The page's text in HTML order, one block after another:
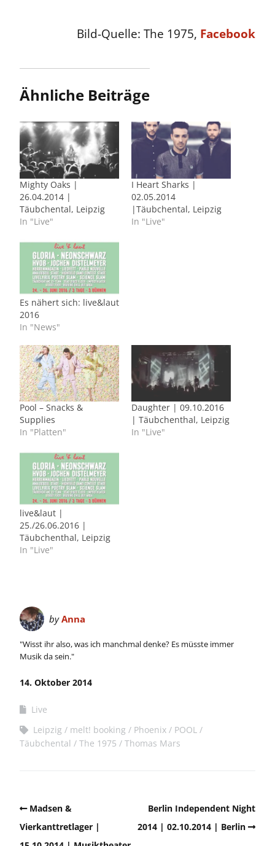
Bild-Quelle: The 1975, Facebook
Ähnliche Beiträge
Mighty Oaks |
26.04.2014 |
Täubchental, Leipzig
In "Live"
I Heart Sharks |
02.05.2014
|Täubchental, Leipzig
In "Live"
Es nähert sich: live&laut
2016
In "News"
Pool – Snacks &
Supplies
In "Platten"
Daughter | 09.10.2016
| Täubchenthal, Leipzig
In "Live"
live&laut |
25./26.06.2016 |
Täubchenthal, Leipzig
In "Live"
byAnna
"Wisst ihr also, was ich manchmal denke? Es müsste immer
Musik da sein."
14. Oktober 2014
Live
Leipzig
melt! booking Phoenix
POOL
Täubchental
The 1975 Thomas Mars
Madsen &
Vierkanttretlager |
Berlin Independent Night
2014 | 02.10.2014 | Berlin